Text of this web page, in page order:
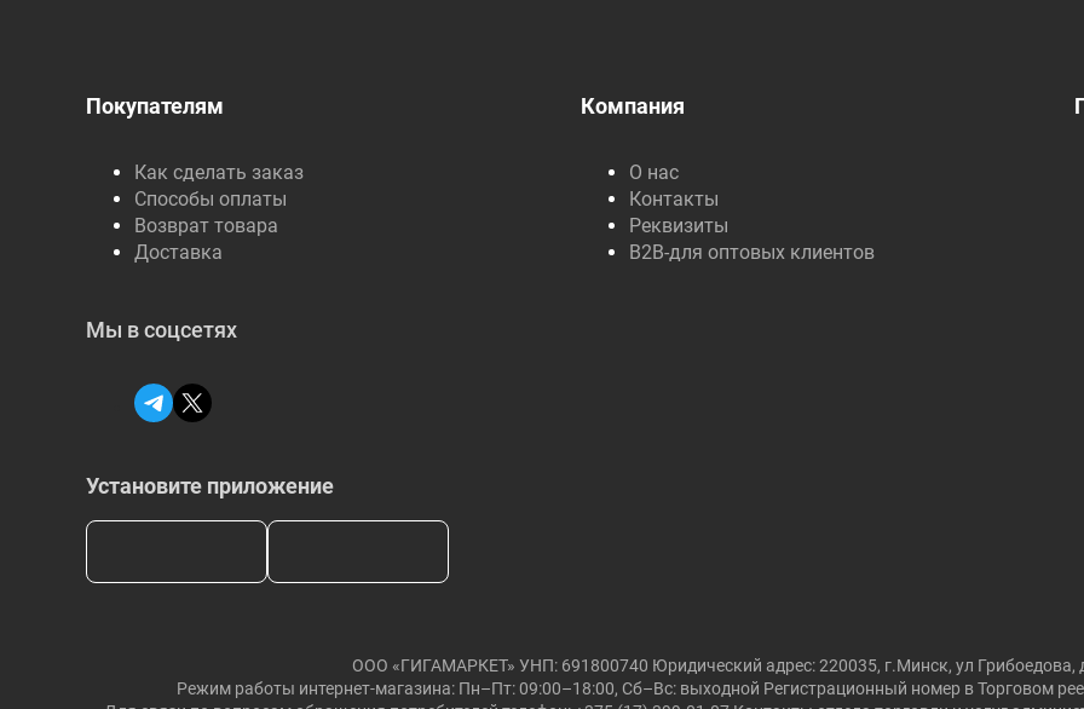
Покупателям
Как сделать заказ
Способы оплаты
Возврат товара
Доставка
Компания
О нас
Контакты
Реквизиты
B2B-для оптовых клиентов
Установите приложение
Мы в соцсетях
ООО «ГИГАМАРКЕТ» УНП: 691800740 Юридический адрес: 220035, г.Минск, ул Грибоедова,
Режим работы интернет-магазина: Пн–Пт: 09:00–18:00, Сб–Вс: выходной Регистрационный номер в Торговом